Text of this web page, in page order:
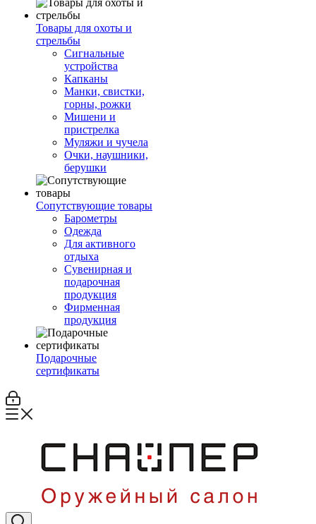
Товары для охоты и
стрельбы
Сигнальные
устройства
Капканы
Манки, свистки,
горны, рожки
Мишени и
пристрелка
Муляжи и чучела
Очки, наушники,
берушки
Сопутствующие товары
Барометры
Одежда
Для активного
отдыха
Сувенирная и
подарочная
продукция
Фирменная
продукция
Подарочные
сертификаты